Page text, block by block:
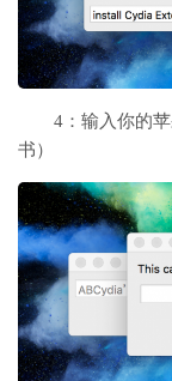
4：输入你的
书）